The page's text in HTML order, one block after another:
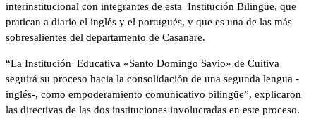
interinstitucional con integrantes de esta Institución Bilingüe, que
pratican a diario el inglés y el portugués, y que es una de las más
sobresalientes del departamento de Casanare.
“La Institución Educativa «Santo Domingo Savio» de Cuitiva
seguirá su proceso hacia la consolidación de una segunda lengua -
inglés-, como empoderamiento comunicativo bilingüe”, explicaron
las directivas de las dos instituciones involucradas en este proceso.